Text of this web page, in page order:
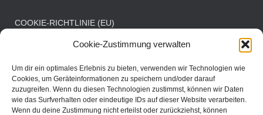
Cookie-Zustimmung verwalten
Um dir ein optimales Erlebnis zu bieten, verwenden wir Technologien wie
Cookies, um Geräteinformationen zu speichern und/oder darauf
zuzugreifen. Wenn du diesen Technologien zustimmst, können wir Daten
wie das Surfverhalten oder eindeutige IDs auf dieser Website verarbeiten.
Wenn du deine Zustimmung nicht erteilst oder zurückziehst, können
COOKIE-RICHTLINIE (EU)
Mittwoch: 08:00 - 11:00 Uhr
Samstag: 08:30 - 11:30 Uhr